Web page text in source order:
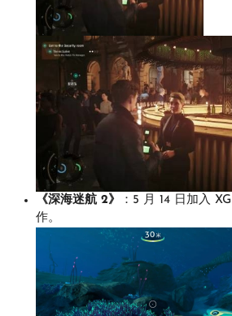
《深海迷航 2》
：5 月 14 日加入
作。